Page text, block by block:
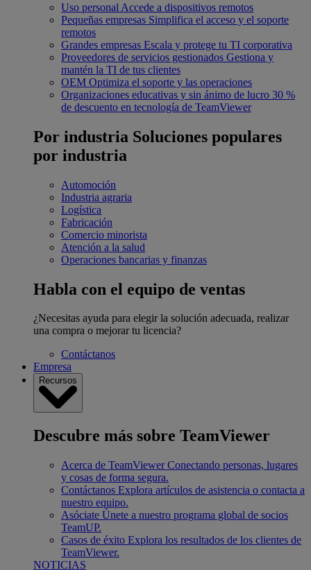
Uso personal Accede a dispositivos remotos
Pequeñas empresas Simplifica el acceso y el soporte
remotos
Grandes empresas Escala y protege tu TI corporativa
Proveedores de servicios gestionados Gestiona y
mantén la TI de tus clientes
OEM Optimiza el soporte y las operaciones
Organizaciones educativas y sin ánimo de lucro 30 %
de descuento en tecnología de TeamViewer
Por industria Soluciones populares
por industria
Automoción
Industria agraria
Logística
Fabricación
Comercio minorista
Atención a la salud
Operaciones bancarias y finanzas
Habla con el equipo de ventas
¿Necesitas ayuda para elegir la solución adecuada, realizar
una compra o mejorar tu licencia?
Contáctanos
Empresa
Recursos
Descubre más sobre TeamViewer
Acerca de TeamViewer Conectando personas, lugares
y cosas de forma segura.
Contáctanos Explora artículos de asistencia o contacta a
nuestro equipo.
Asóciate Únete a nuestro programa global de socios
TeamUP.
Casos de éxito Explora los resultados de los clientes de
TeamViewer.
NOTICIAS